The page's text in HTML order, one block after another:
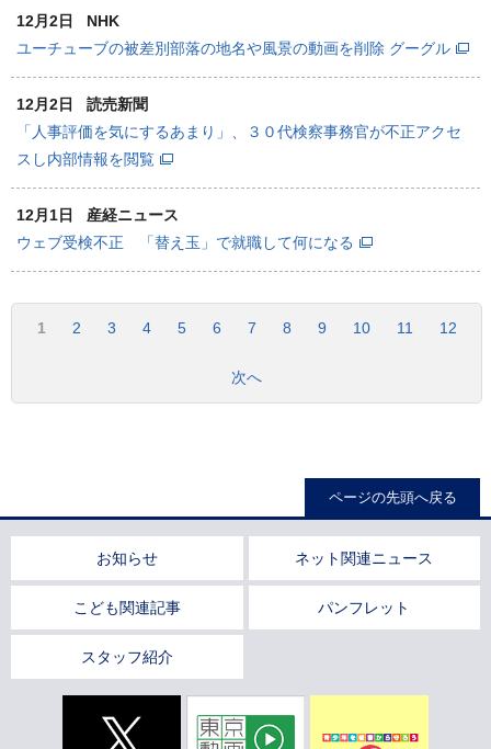
12月2日
NHK
ユーチューブの被差別部落の地名や風景の動画を削除 グーグル
12月2日
読売新聞
「人事評価を気にするあまり」、３０代検察事務官が不正アクセ
スし内部情報を閲覧
12月1日
産経ニュース
ウェブ受検不正 「替え玉」で就職して何になる
1 2 3 4 5 6 7 8 9 10 11 12
次へ
ページの先頭へ戻る
お知らせ ネット関連ニュース
こども関連記事 パンフレット
スタッフ紹介